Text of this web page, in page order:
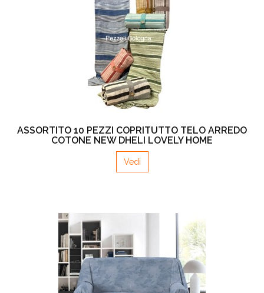
ASSORTITO 10 PEZZI COPRITUTTO TELO ARREDO
COTONE NEW DHELI LOVELY HOME
Vedi